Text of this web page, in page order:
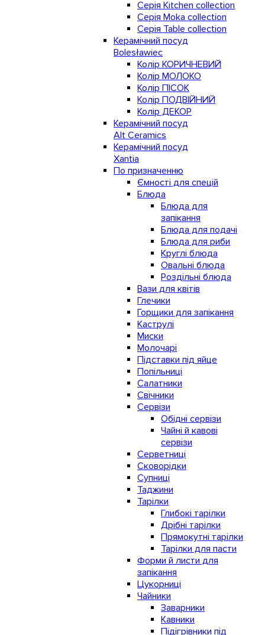
Серія Kitchen collection
Серія Moka collection
Серія Table collection
Керамічний посуд
Bolesławiec
Колір КОРИЧНЕВИЙ
Колір МОЛОКО
Колір ПІСОК
Колір ПОДВІЙНИЙ
Колір ДЕКОР
Керамічний посуд
Alt Ceramics
Керамічний посуд
Xantia
По призначенню
Ємності для спецій
Блюда
Блюда для
запікання
Блюда для подачі
Блюда для риби
Круглі блюда
Овальні блюда
Роздільні блюда
Вази для квітів
Глечики
Горщики для запікання
Каструлі
Миски
Молочарі
Підставки під яйце
Попільниці
Салатники
Свічники
Сервізи
Обідні сервізи
Чайні й кавові
сервізи
Серветниці
Сковорідки
Супниці
Таджини
Тарілки
Глибокі тарілки
Дрібні тарілки
Прямокутні тарілки
Тарілки для пасти
Форми й листи для
запікання
Цукорниці
Чайники
Заварники
Кавники
Підігрівники під